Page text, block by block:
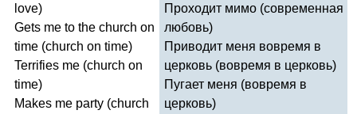
love)
Gets me to the church on
time (church on time)
Terrifies me (church on
time)
Makes me party (church
Проходит мимо (современная
любовь)
Приводит меня вовремя в
церковь (вовремя в церковь)
Пугает меня (вовремя в
церковь)